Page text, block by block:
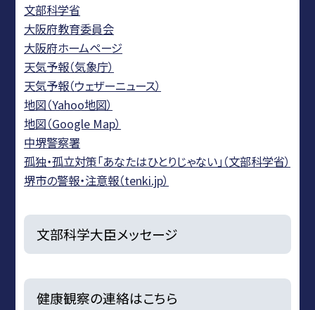
文部科学省
大阪府教育委員会
大阪府ホームページ
天気予報（気象庁）
天気予報（ウェザーニュース）
地図（Yahoo地図）
地図（Google Map）
中堺警察署
孤独・孤立対策「あなたはひとりじゃない」（文部科学省）
堺市の警報・注意報（tenki.jp）
文部科学大臣メッセージ
健康観察の連絡はこちら